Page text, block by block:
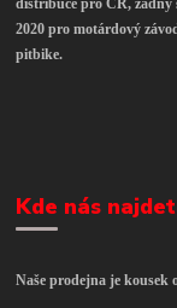
distribuce pro ČR, žádný
2020 pro motárdový
pitbike.
Kde nás
Naše prodejna je kousek